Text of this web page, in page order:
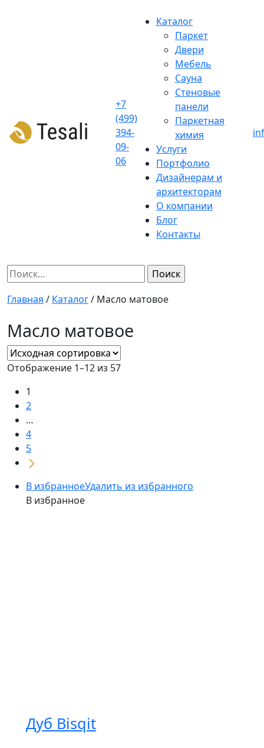
+7
(499)
394-
09-
06
Каталог
Паркет
Двери
Мебель
Сауна
Стеновые
панели
Паркетная
химия
Услуги
Портфолио
Дизайнерам и
архитекторам
О компании
Блог
Контакты
Найти:
Главная / Каталог/ Масло матовое
Масло матовое
Отображение 1–12 из 57
1
2
…
4
5
В избранноеУдалить из избранного
В избранное
Дуб Bisqit